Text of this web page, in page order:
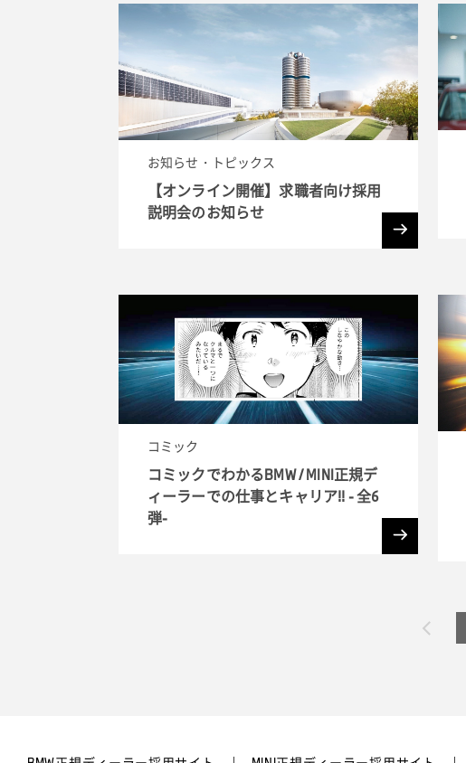
お知らせ・トピックス
【オンライン開催】求職者向け採用
説明会のお知らせ
コミック
コミックでわかるBMW / MINI正規デ
ィーラーでの仕事とキャリア!! - 全6
弾-